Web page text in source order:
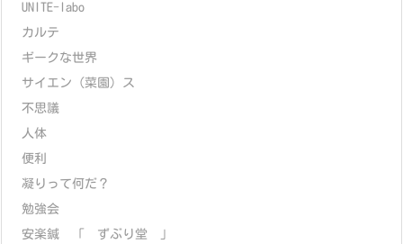
UNITE-labo
カルテ
ギークな世界
サイエン（菜園）ス
不思議
人体
便利
凝りって何だ？
勉強会
安楽鍼 「 ずぶり堂 」